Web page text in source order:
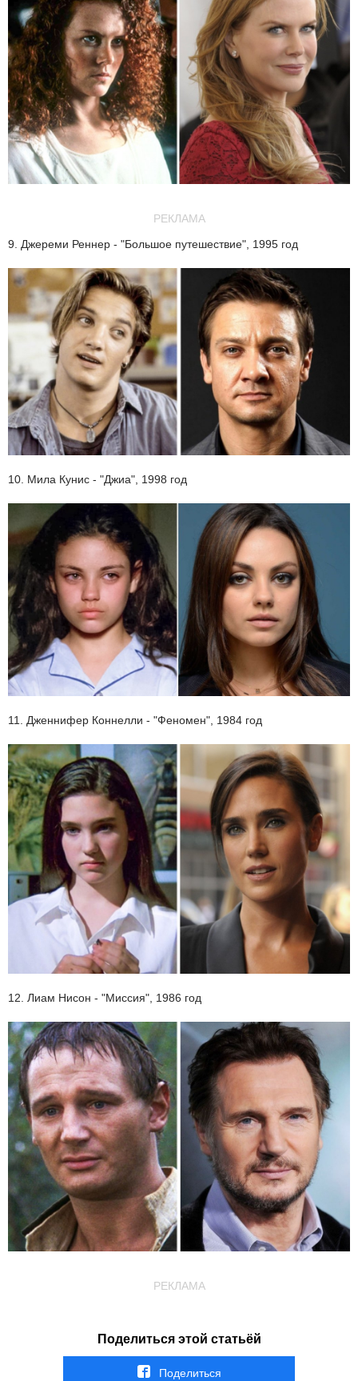
РЕКЛАМА
9. Джереми Реннер - "Большое путешествие", 1995 год
10. Мила Кунис - "Джиа", 1998 год
11. Дженнифер Коннелли - "Феномен", 1984 год
12. Лиам Нисон - "Миссия", 1986 год
РЕКЛАМА
Поделиться этой статьёй
Поделиться